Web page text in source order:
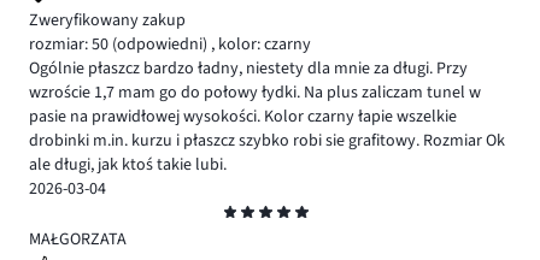
Zweryfikowany zakup
rozmiar: 50 (odpowiedni) , kolor: czarny
Ogólnie płaszcz bardzo ładny, niestety dla mnie za długi. Przy
wzroście 1,7 mam go do połowy łydki. Na plus zaliczam tunel w
pasie na prawidłowej wysokości. Kolor czarny łapie wszelkie
drobinki m.in. kurzu i płaszcz szybko robi sie grafitowy. Rozmiar Ok
ale długi, jak ktoś takie lubi.
2026-03-04
5
MAŁGORZATA